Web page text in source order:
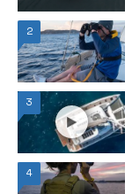
2
3
4